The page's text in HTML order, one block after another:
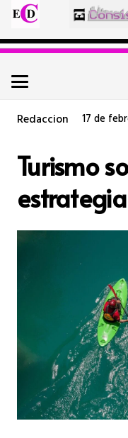
Redaccion 17 de
Turismo